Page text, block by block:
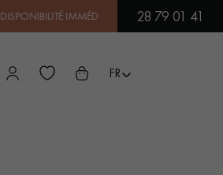
| EXPÉDITION EXPRESS |
28 79 01 41
FR